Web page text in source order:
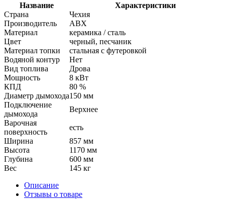
Название
Характеристики
Страна
Чехия
Производитель
АВХ
Материал
керамика / сталь
Цвет
черный, песчаник
Материал топки
стальная с футеровкой
Водяной контур
Нет
Вид топлива
Дрова
Мощность
8 кВт
КПД
80 %
Диаметр дымохода150 мм
Подключение
дымохода
Верхнее
Варочная
поверхность
есть
Ширина
857 мм
Высота
1170 мм
Глубина
600 мм
Вес
145 кг
Описание
Отзывы о товаре